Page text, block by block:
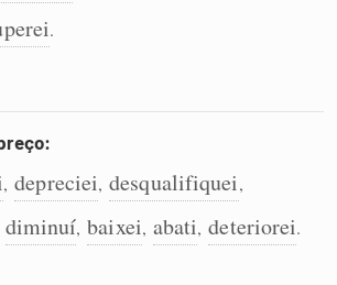
.
, depreciei, desqualifiquei,
diminuí, baixei, abati, deteriorei.